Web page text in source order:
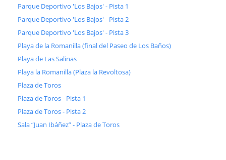
Parque Deportivo 'Los Bajos' - Pista 1
Parque Deportivo 'Los Bajos' - Pista 2
Parque Deportivo 'Los Bajos' - Pista 3
Playa de la Romanilla (final del Paseo de Los Baños)
Playa de Las Salinas
Playa la Romanilla (Plaza la Revoltosa)
Plaza de Toros
Plaza de Toros - Pista 1
Plaza de Toros - Pista 2
Sala “Juan Ibáñez” - Plaza de Toros